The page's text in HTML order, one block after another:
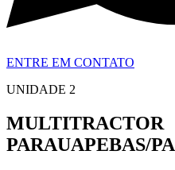
ENTRE EM CONTATO
UNIDADE 2
MULTITRACTOR
PARAUAPEBAS/PA